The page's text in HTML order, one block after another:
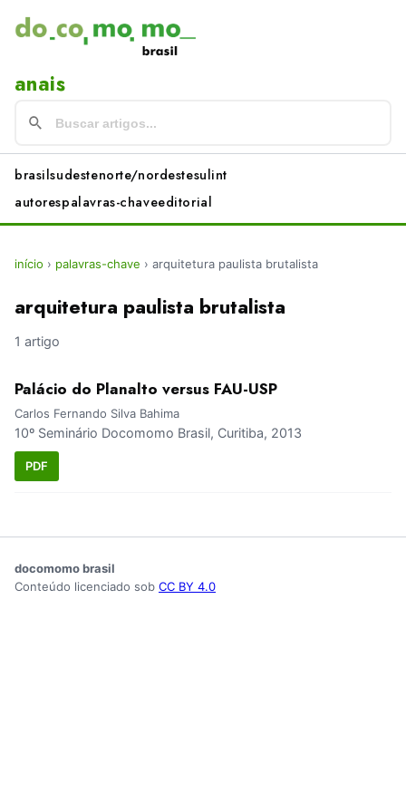
anais
brasilsudestenorte/nordestesulint
autorespalavras-chaveeditorial
início › palavras-chave › arquitetura paulista brutalista
arquitetura paulista brutalista
1 artigo
Palácio do Planalto versus FAU-USP
Carlos Fernando Silva Bahima
10º Seminário Docomomo Brasil, Curitiba, 2013
PDF
docomomo brasil
Conteúdo licenciado sob CC BY 4.0